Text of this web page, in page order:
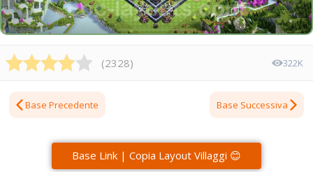
(2328) 322K
Base Precedente Base Successiva
Base Link | Copia Layout Villaggi 😊